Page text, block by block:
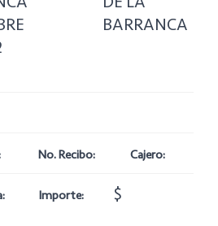
BARRANCA
No. Recibo: Cajero:
Importe: $